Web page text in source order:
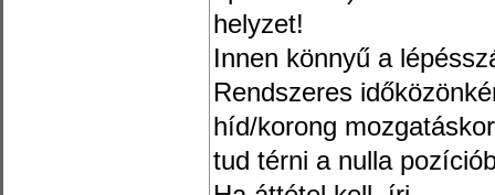
helyzet!
Innen könnyű a
Rendszeres
híd/korong
tud térni a nulla